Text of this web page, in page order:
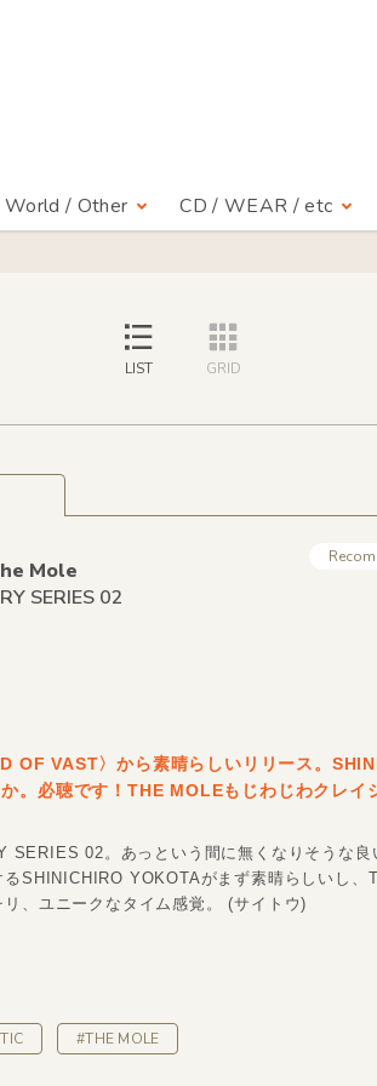
World / Other CD / WEAR / etc
LIST GRID
Mole
SERIES 02
OF VAST〉から素晴らしいリリース。
。必聴です！THE MOLEもじわじわクレイ
SERIES 02。あっという間に無くなりそうな良
るSHINICHIRO YOKOTAがまず素晴らしいし、
、ユニークなタイム感覚。 (サイトウ)
#THE MOLE